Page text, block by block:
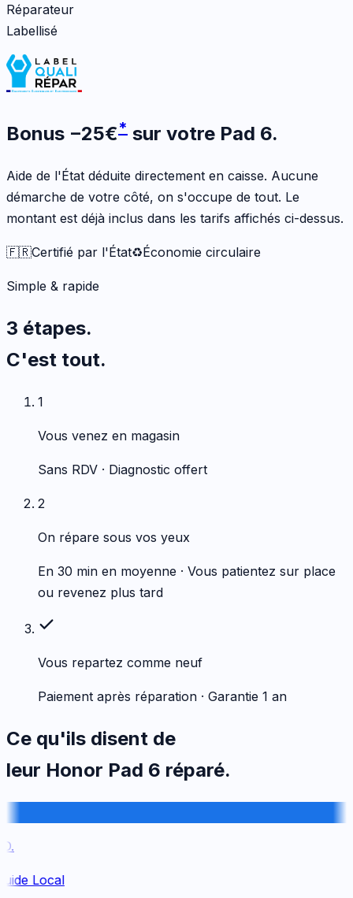
Réparateur
Labellisé
Bonus −25€* sur votre Pad 6.
Aide de l'État déduite directement en caisse. Aucune
démarche de votre côté, on s'occupe de tout. Le
montant est déjà inclus dans les tarifs affichés ci-dessus.
🇫🇷Certifié par l'État♻️Économie circulaire
Simple & rapide
3 étapes.
C'est tout.
1
Vous venez en magasin
Sans RDV · Diagnostic offert
2
On répare sous vos yeux
En 30 min en moyenne · Vous patientez sur place
ou revenez plus tard
Vous repartez comme neuf
Paiement après réparation · Garantie 1 an
Ce qu'ils disent de
leur Honor Pad 6 réparé.
Local